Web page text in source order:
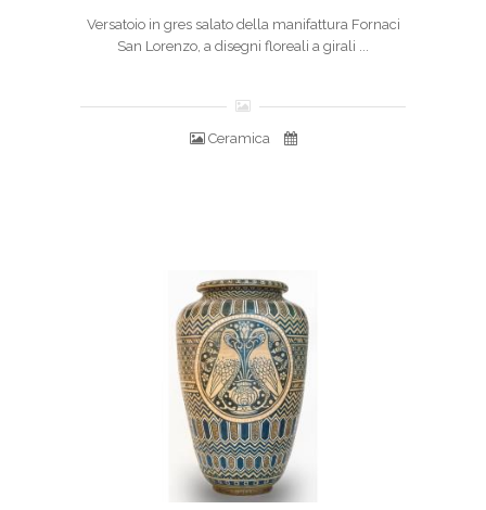
Versatoio in gres salato della manifattura Fornaci
San Lorenzo, a disegni floreali a girali ...
Ceramica